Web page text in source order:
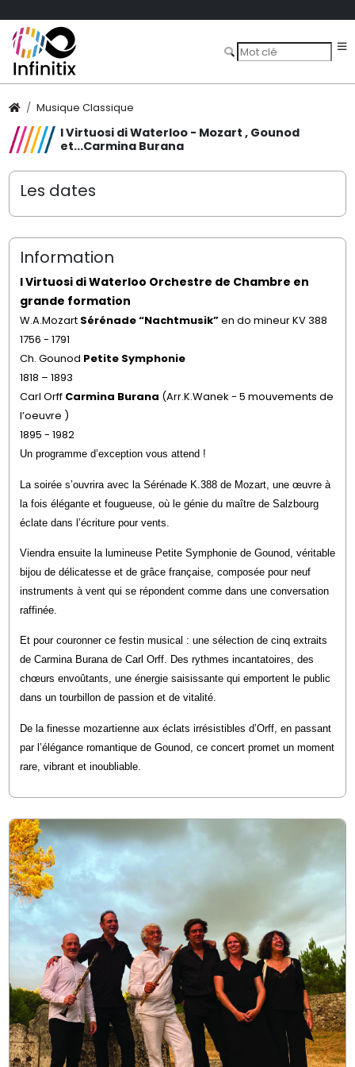
Musique Classique
I Virtuosi di Waterloo - Mozart , Gounod
et...Carmina Burana
Les dates
Information
I Virtuosi di Waterloo Orchestre de Chambre en
grande formation
W.A.Mozart Sérénade “Nachtmusik”en do mineur KV 388
1756 - 1791
Ch. Gounod Petite Symphonie
1818 – 1893
Carl Orff Carmina Burana (Arr.K.Wanek - 5 mouvements de
l’oeuvre )
1895 - 1982
Un programme d’exception vous attend !
La soirée s’ouvrira avec la Sérénade K.388 de Mozart, une œuvre à
la fois élégante et fougueuse, où le génie du maître de Salzbourg
éclate dans l’écriture pour vents.
Viendra ensuite la lumineuse Petite Symphonie de Gounod , véritable
bijou de délicatesse et de grâce française, composée pour neuf
instruments à vent qui se répondent comme dans une conversation
raffinée.
Et pour couronner ce festin musical : une sélection de cinq extraits
de Carmina Buranade Carl Orff. Des rythmes incantatoires, des
chœurs envoûtants, une énergie saisissante qui emportent le public
dans un tourbillon de passion et de vitalité.
De la finesse mozartienne aux éclats irrésistibles d’Orff, en passant
par l’élégance romantique de Gounod, ce concert promet un moment
rare, vibrant et inoubliable.